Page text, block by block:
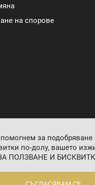
на спорове
за
по-долу, вашето
ПОЛЗВАНЕ И